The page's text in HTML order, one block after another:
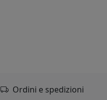
Ordini e spedizioni